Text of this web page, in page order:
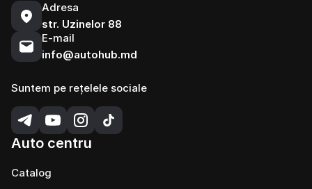
Adresa
str. Uzinelor 88
E-mail
info@autohub.md
Suntem pe rețelele sociale
Auto centru
Catalog